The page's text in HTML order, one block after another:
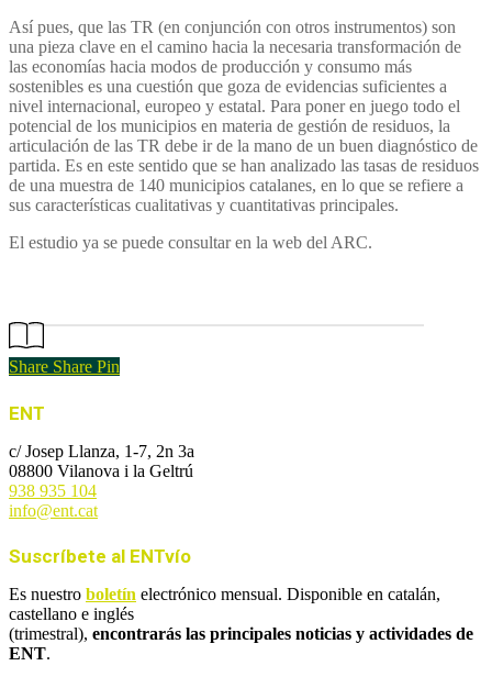
Así pues, que las TR (en conjunción con otros instrumentos) son
una pieza clave en el camino hacia la necesaria transformación de
las economías hacia modos de producción y consumo más
sostenibles es una cuestión que goza de evidencias suficientes a
nivel internacional, europeo y estatal. Para poner en juego todo el
potencial de los municipios en materia de gestión de residuos, la
articulación de las TR debe ir de la mano de un buen diagnóstico de
partida. Es en este sentido que se han analizado las tasas de residuos
de una muestra de 140 municipios catalanes, en lo que se refiere a
sus características cualitativas y cuantitativas principales.
El estudio ya se puede consultar en la web del ARC.
Share Share Pin
ENT
c/ Josep Llanza, 1-7, 2n 3a
08800 Vilanova i la Geltrú
938 935 104
info@ent.cat
Suscríbete al ENTvío
Es nuestro boletín electrónico mensual. Disponible en catalán,
castellano e inglés
(trimestral), encontrarás las principales noticias y actividades de
ENT.